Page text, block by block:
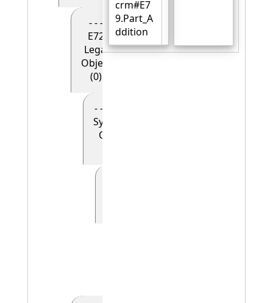
- - -
E72
Legal
Object
(0)
- - - - E90
Symbolic
Object
crm#E7
9.Part_A
ddition